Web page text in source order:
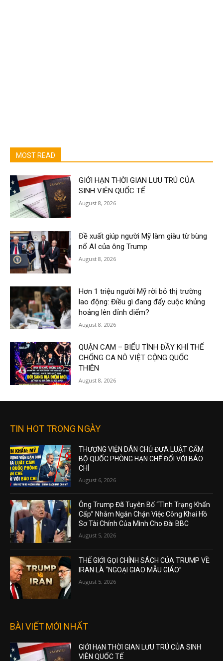
MOST READ
GIỚI HẠN THỜI GIAN LƯU TRÚ CỦA
SINH VIÊN QUỐC TẾ
August 8, 2026
Đề xuất giúp người Mỹ làm giàu từ bùng
nổ AI của ông Trump
August 8, 2026
Hơn 1 triệu người Mỹ rời bỏ thị trường
lao động: Điều gì đang đẩy cuộc khủng
hoảng lên đỉnh điểm?
August 8, 2026
QUẬN CAM – BIỂU TÌNH ĐẦY KHÍ THẾ
CHỐNG CA NÔ VIỆT CỘNG QUỐC
THIÊN
August 8, 2026
TIN HOT TRONG NGÀY
THƯỢNG VIỆN DÂN CHỦ ĐƯA LUẬT CẤM
BỘ QUỐC PHÒNG HẠN CHẾ ĐỐI VỚI BÁO
CHÍ
August 6, 2026
Ông Trump Đã Tuyên Bố “Tình Trạng Khẩn
Cấp” Nhằm Ngăn Chặn Việc Công Khai Hồ
Sơ Tài Chính Của Mình Cho Đài BBC
August 5, 2026
THẾ GIỚI GỌI CHÍNH SÁCH CỦA TRUMP VỀ
IRAN LÀ “NGOẠI GIAO MẪU GIÁO”
August 5, 2026
BÀI VIẾT MỚI NHẤT
GIỚI HẠN THỜI GIAN LƯU TRÚ CỦA SINH
VIÊN QUỐC TẾ